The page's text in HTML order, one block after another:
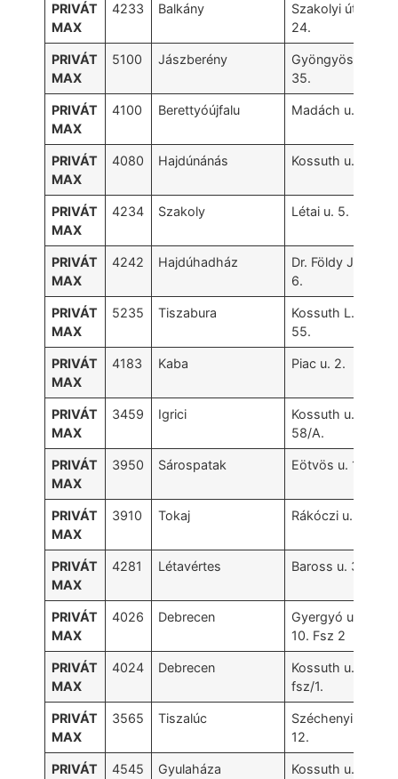
PRIVÁT
MAX
4233 Balkány
Szakolyi út
24.
PRIVÁT
MAX
5100 Jászberény
Gyöngyösi út
35.
PRIVÁT
MAX
4100 Berettyóújfalu Madách u. 10.
PRIVÁT
MAX
4080 Hajdúnánás Kossuth u. 13.
PRIVÁT
MAX
4234 Szakoly Létai u. 5.
PRIVÁT
MAX
4242 Hajdúhadház
Dr. Földy J. u.
6.
PRIVÁT
MAX
5235 Tiszabura
Kossuth L. u.
55.
PRIVÁT
MAX
4183 Kaba Piac u. 2.
PRIVÁT
MAX
3459 Igrici
Kossuth u.
58/A.
PRIVÁT
MAX
3950 Sárospatak Eötvös u. 15.
PRIVÁT
MAX
3910 Tokaj Rákóczi u. 18.
PRIVÁT
MAX
4281 Létavértes Baross u. 3.
PRIVÁT
MAX
4026 Debrecen
Gyergyó u.
10. Fsz 2
PRIVÁT
MAX
4024 Debrecen
Kossuth u. 47.
fsz/1.
PRIVÁT
MAX
3565 Tiszalúc
Széchenyi u.
12.
PRIVÁT 4545 Gyulaháza Kossuth u. 6.